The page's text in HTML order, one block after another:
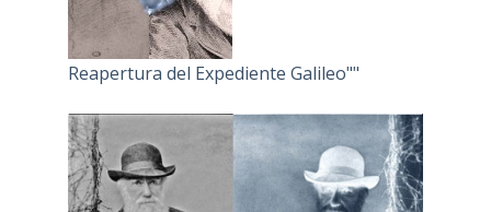
Reapertura del Expediente Galileo""